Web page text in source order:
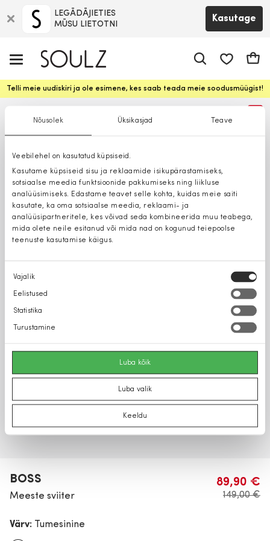
Nõusolek Üksikasjad Teave
Veebilehel on kasutatud küpsiseid.
Kasutame küpsiseid sisu ja reklaamide isikupärastamiseks,
sotsiaalse meedia funktsioonide pakkumiseks ning liikluse
analüüsimiseks. Edastame teavet selle kohta, kuidas meie saiti
kasutate, ka oma sotsiaalse meedia, reklaami- ja
analüüsipartneritele, kes võivad seda kombineerida muu teabega,
mida olete neile esitanud või mida nad on kogunud teiepoolse
teenuste kasutamise käigus.
Nõusoleku
valik
Vajalik
Eelistused
Statistika
Turustamine
Luba kõik
Luba valik
Keeldu
LEGĀDĀJIETIES
MŪSU LIETOTNI
Kasutage
Telli meie uudiskiri ja ole esimene, kes saab teada meie soodusmüügist!
BOSS
Meeste sviiter
89,90 €
149,00 €
Värv: Tumesinine